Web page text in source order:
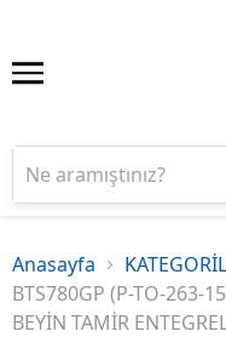
Anasayfa
BTS780GP (P-TO-263-
BEYİN TAMİR